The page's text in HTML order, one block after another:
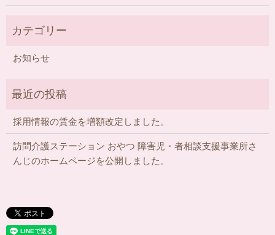
お知らせ
採用情報の賃金を増額改定しました。
訪問介護ステーション おやつ 障害児・者相談支援事業所さ
んじのホームページを公開しました。